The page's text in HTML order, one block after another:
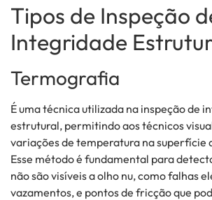
Tipos de Inspeção
Integridade
Termografia
É uma técnica utilizada na inspeção de
estrutural, permitindo aos técnicos
variações de temperatura na superfície
Esse método é fundamental para
não são visíveis a olho nu, como falhas
vazamentos, e pontos de fricção que